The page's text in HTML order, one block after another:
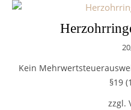
Kein
§19
zzgl.